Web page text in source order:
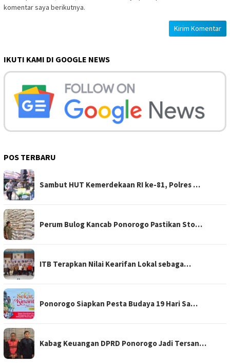
komentar saya berikutnya.
IKUTI KAMI DI GOOGLE NEWS
POS TERBARU
Sambut HUT Kemerdekaan RI ke-81, Polres …
Perum Bulog Kancab Ponorogo Pastikan Sto…
ITB Terapkan Nilai Kearifan Lokal sebaga…
Ponorogo Siapkan Pesta Budaya 19 Hari Sa…
Kabag Keuangan DPRD Ponorogo Jadi Tersan…